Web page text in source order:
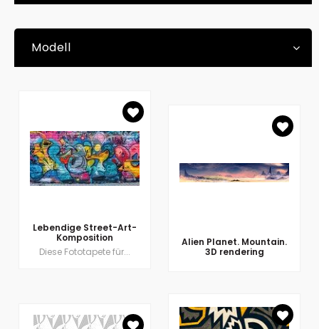
Modell
Lebendige Street-Art-
Komposition
Diese Fototapete für...
Alien Planet. Mountain.
3D rendering